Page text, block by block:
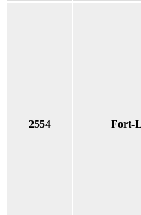
2554 Fort-